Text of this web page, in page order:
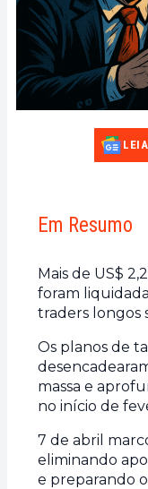
Em Resumo
Mais de US$
foram
traders longos
Os planos de
massa e
no início de
7 de abril
eliminando
e preparando